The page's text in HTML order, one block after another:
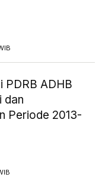
PDRB ADHB
dan
Periode 2013-